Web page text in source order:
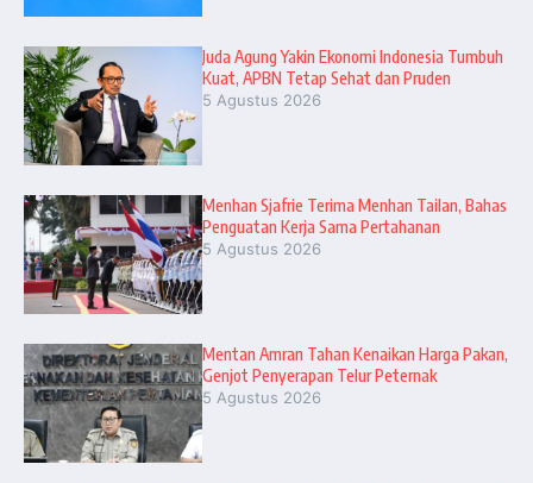
Juda Agung Yakin Ekonomi Indonesia Tumbuh
Kuat, APBN Tetap Sehat dan Pruden
5 Agustus 2026
Menhan Sjafrie Terima Menhan Tailan, Bahas
Penguatan Kerja Sama Pertahanan
5 Agustus 2026
Mentan Amran Tahan Kenaikan Harga Pakan,
Genjot Penyerapan Telur Peternak
5 Agustus 2026